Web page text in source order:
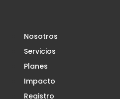
Nosotros
Servicios
Planes
Impacto
Registro